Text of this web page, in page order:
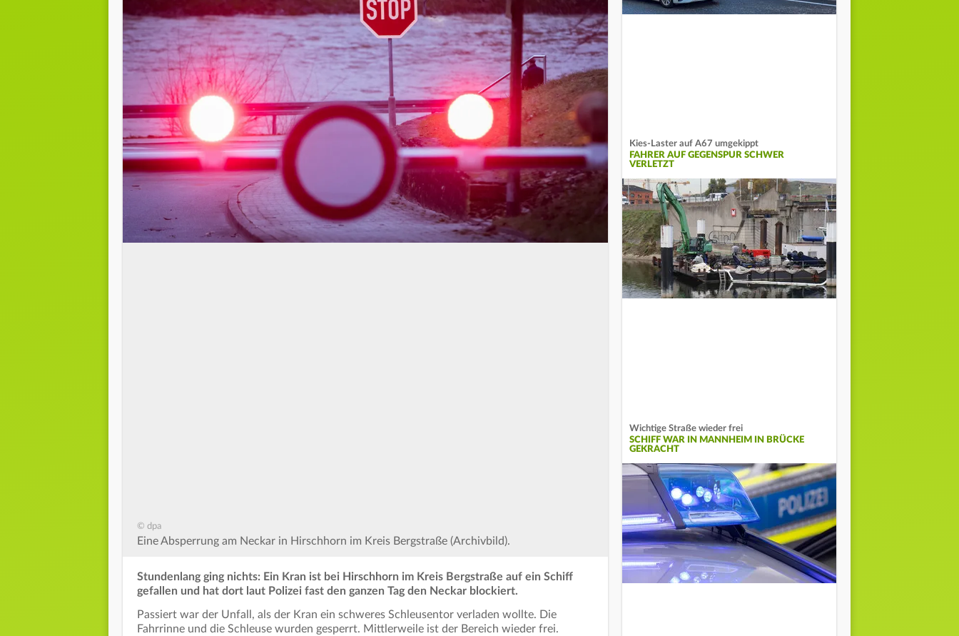
© dpa
Eine Absperrung am Neckar in Hirschhorn im Kreis Bergstraße (Archivbild).
Stundenlang ging nichts: Ein Kran ist bei Hirschhorn im Kreis Bergstraße auf ein Schiff
gefallen und hat dort laut Polizei fast den ganzen Tag den Neckar blockiert.
Passiert war der Unfall, als der Kran ein schweres Schleusentor verladen wollte. Die
Fahrrinne und die Schleuse wurden gesperrt. Mittlerweile ist der Bereich wieder frei.
Kies-Laster auf A67 umgekippt
FAHRER AUF GEGENSPUR SCHWER
VERLETZT
Wichtige Straße wieder frei
SCHIFF WAR IN MANNHEIM IN BRÜCKE
GEKRACHT